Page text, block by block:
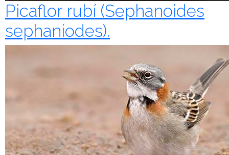
Picaflor rubí (Sephanoides
sephaniodes).